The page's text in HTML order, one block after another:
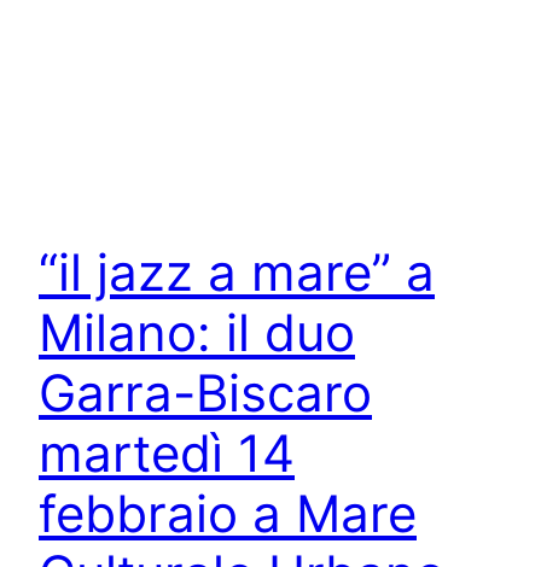
“il jazz a mare” a
Milano: il duo
Garra-Biscaro
martedì 14
febbraio a Mare